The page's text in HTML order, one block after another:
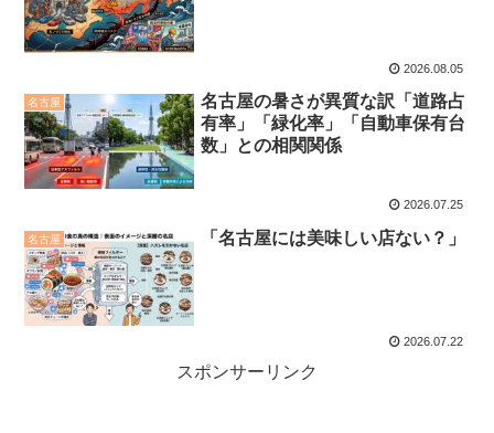
2026.08.05
名古屋
名古屋の暑さが異質な訳「道路占
有率」「緑化率」「自動車保有台
数」との相関関係
2026.07.25
名古屋 「名古屋には美味しい店ない？」
2026.07.22
スポンサーリンク